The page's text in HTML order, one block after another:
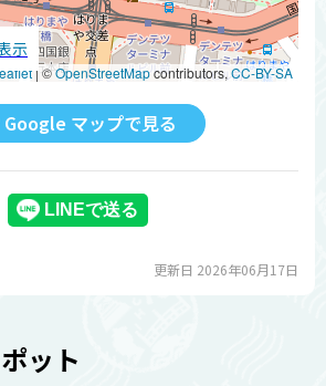
| ©OpenStreetMapcontributors,CC-BY-SA
示
Google マップで見る
更新日 2026年06月17日
ット